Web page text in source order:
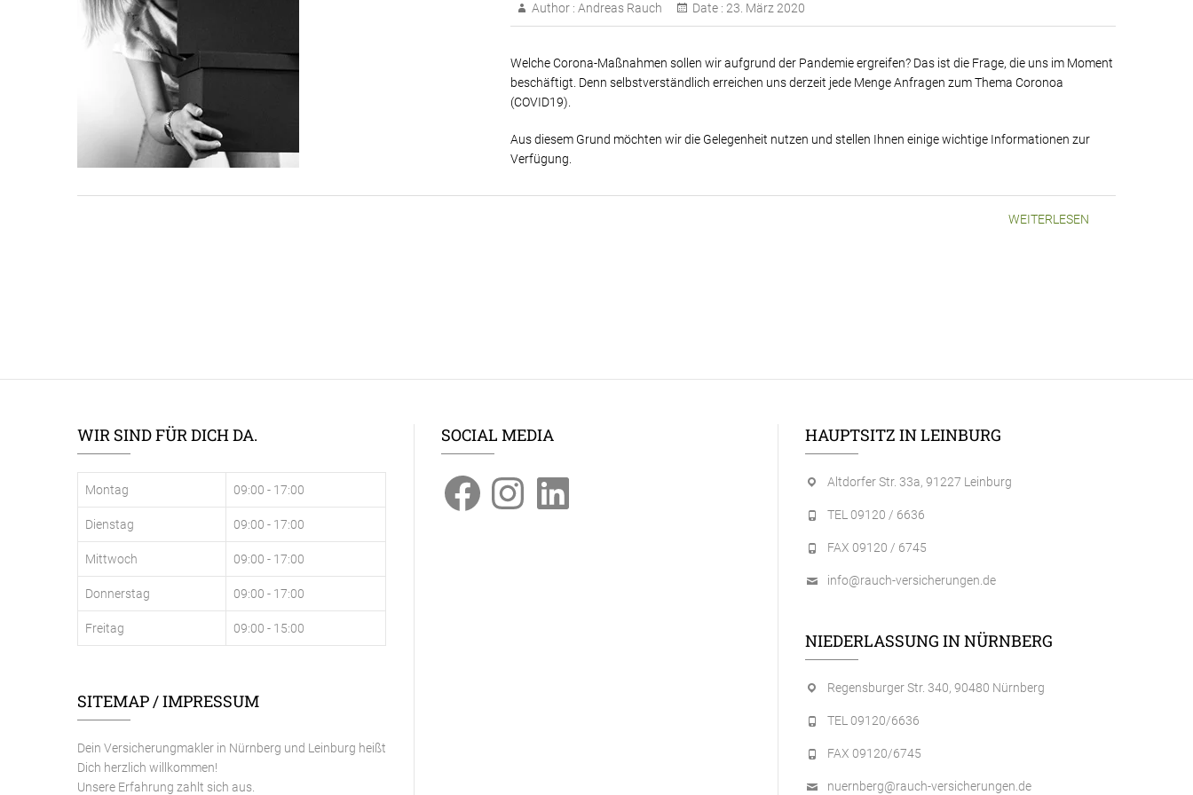
Author : Andreas Rauch Date : 23. März 2020
Welche Corona-Maßnahmen sollen wir aufgrund der Pandemie ergreifen? Das ist die Frage, die uns im Moment
beschäftigt. Denn selbstverständlich erreichen uns derzeit jede Menge Anfragen zum Thema Coronoa
(COVID19).
Aus diesem Grund möchten wir die Gelegenheit nutzen und stellen Ihnen einige wichtige Informationen zur
Verfügung.
WEITERLESEN
WIR SIND FÜR DICH DA.
Montag 09:00 - 17:00
Dienstag 09:00 - 17:00
Mittwoch 09:00 - 17:00
Donnerstag 09:00 - 17:00
Freitag 09:00 - 15:00
SITEMAP / IMPRESSUM
Dein Versicherungmakler in Nürnberg und Leinburg heißt
Dich herzlich willkommen!
Unsere Erfahrung zahlt sich aus.
SOCIAL MEDIA
FacebookInstagramLinkedIn
HAUPTSITZ IN LEINBURG
Altdorfer Str. 33a, 91227 Leinburg
TEL 09120 / 6636
FAX 09120 / 6745
info@rauch-versicherungen.de
NIEDERLASSUNG IN NÜRNBERG
Regensburger Str. 340, 90480 Nürnberg
TEL 09120/6636
FAX 09120/6745
nuernberg@rauch-versicherungen.de